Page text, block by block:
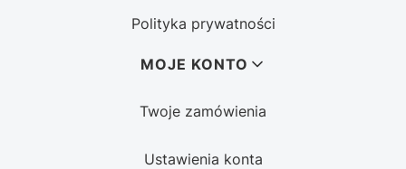
Polityka prywatności
MOJE KONTO
Twoje zamówienia
Ustawienia konta